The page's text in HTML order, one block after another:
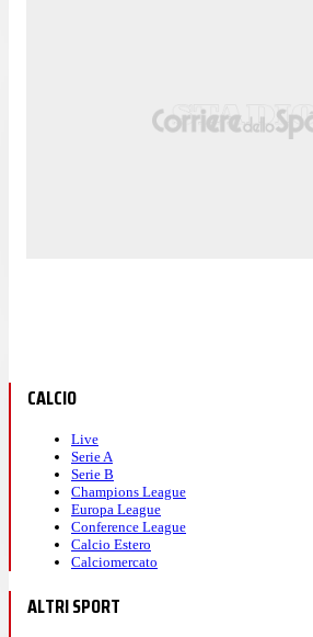
CALCIO
Live
Serie A
Serie B
Champions League
Europa League
Conference League
Calcio Estero
Calciomercato
ALTRI SPORT